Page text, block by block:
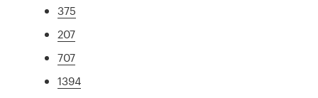
375
207
707
1394